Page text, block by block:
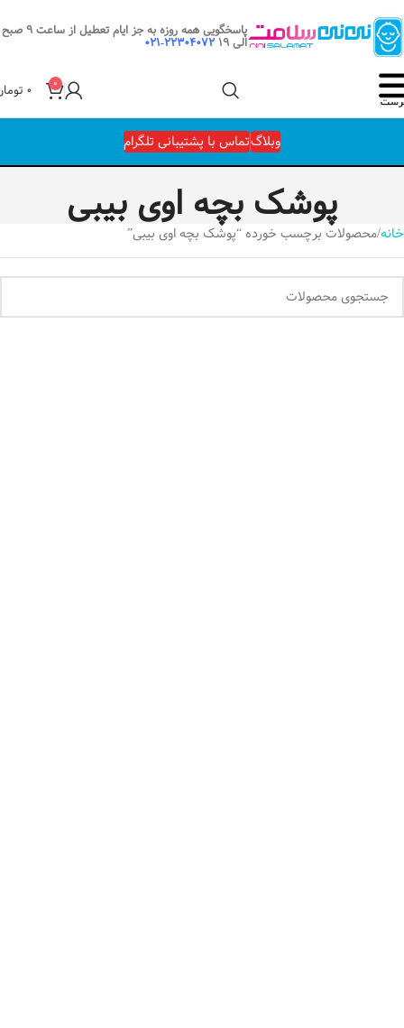
پاسخگویی همه روزه به جز ایام تعطیل از ساعت 9 صبح
الی 19 22304072-021
0 ۰
وبلاگتماس با پشتیبانی تلگرام
پوشک بچه اوی بیبی
خانهمحصولات برچسب خورده “پوشک بچه اوی بیبی”
هیچ محصولی یافت نشد.